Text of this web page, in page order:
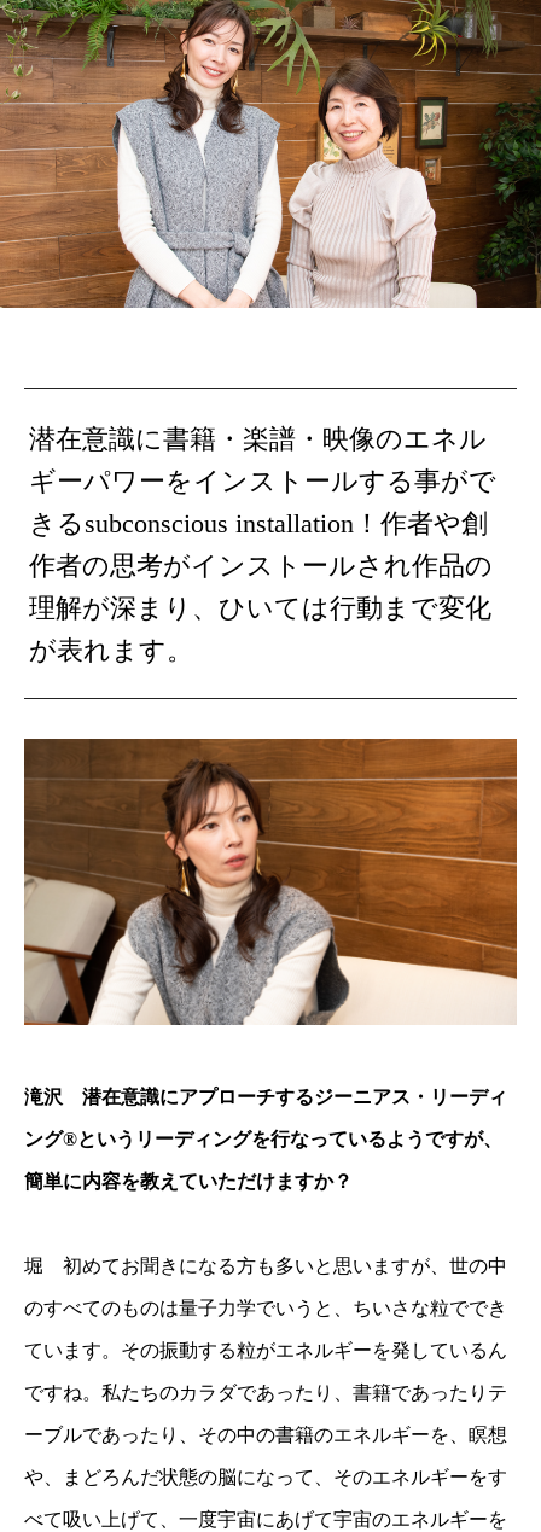
潜在意識に書籍・楽譜・映像のエネル
ギーパワーをインストールする事がで
きるsubconscious installation！作者や創
作者の思考がインストールされ作品の
理解が深まり、ひいては行動まで変化
が表れます。
滝沢 潜在意識にアプローチするジーニアス・リーディ
ング®︎というリーディングを行なっているようですが、
簡単に内容を教えていただけますか？
堀 初めてお聞きになる方も多いと思いますが、世の中
のすべてのものは量子力学でいうと、ちいさな粒ででき
ています。その振動する粒がエネルギーを発しているん
ですね。私たちのカラダであったり、書籍であったりテ
ーブルであったり、その中の書籍のエネルギーを、瞑想
や、まどろんだ状態の脳になって、そのエネルギーをす
べて吸い上げて、一度宇宙にあげて宇宙のエネルギーを